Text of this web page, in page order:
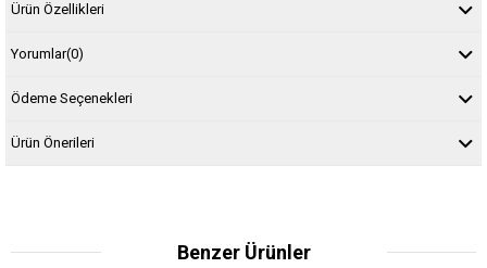
Ürün Özellikleri
Yorumlar(0)
Ödeme Seçenekleri
Ürün Önerileri
Benzer Ürünler